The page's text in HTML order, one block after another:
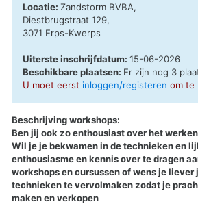
Locatie: Zandstorm BVBA,
Diestbrugstraat 129,
3071 Erps-Kwerps
Uiterste inschrijfdatum:15-06-2026
Beschikbare plaatsen: Er zijn nog 3
U moet eerst inloggen/registeren om te
Beschrijving workshops:
Ben jij ook zo enthousiast over het
Wil je je bekwamen in de technieken en
enthousiasme en kennis over te dragen
workshops en cursussen of wens je liever
technieken te vervolmaken zodat je
maken en verkopen